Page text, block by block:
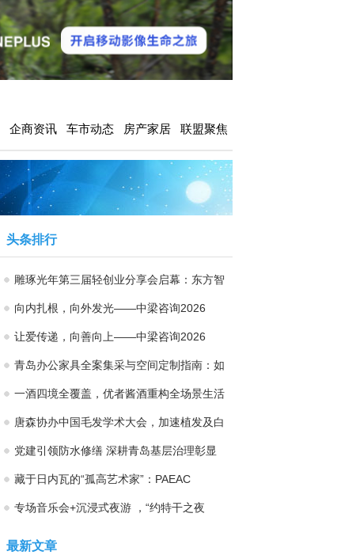
企商资讯 车市动态 房产家居 联盟聚焦
头条排行
雕琢光年第三届轻创业分享会启幕：东方智
向内扎根，向外发光——中梁咨询2026
让爱传递，向善向上——中梁咨询2026
青岛办公家具全案集采与空间定制指南：如
一酒四境全覆盖，优者酱酒重构全场景生活
唐森协办中国毛发学术大会，加速植发及白
党建引领防水修缮 深耕青岛基层治理彰显
藏于日内瓦的“孤高艺术家”：PAEAC
专场音乐会+沉浸式夜游 ，“约特干之夜
最新文章